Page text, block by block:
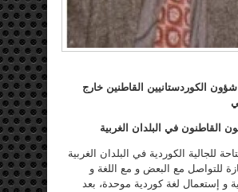
الكوردستانيين القاطنين خارج
للجالية الكوردية في البلدان الغربية
للتواصل مع البعض و مع اللغة و
و إستعمال لغة كوردية موحدة، بعد